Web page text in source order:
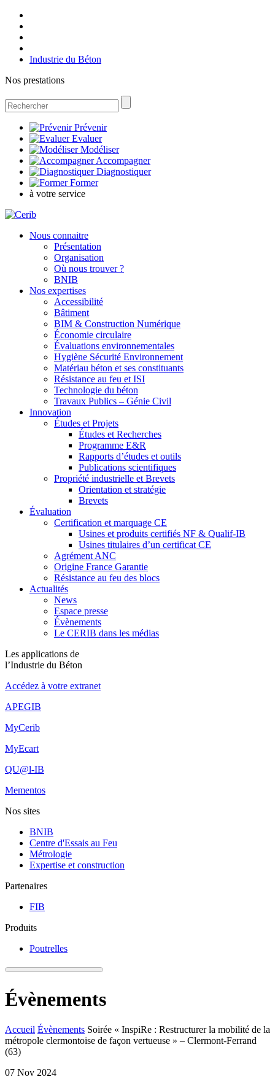
Industrie du Béton
Nos prestations
Prévenir
Evaluer
Modéliser
Accompagner
Diagnostiquer
Former
à votre service
Nous connaitre
Présentation
Organisation
Où nous trouver ?
BNIB
Nos expertises
Accessibilité
Bâtiment
BIM & Construction Numérique
Économie circulaire
Évaluations environnementales
Hygiène Sécurité Environnement
Matériau béton et ses constituants
Résistance au feu et ISI
Technologie du béton
Travaux Publics – Génie Civil
Innovation
Études et Projets
Études et Recherches
Programme E&R
Rapports d’études et outils
Publications scientifiques
Propriété industrielle et Brevets
Orientation et stratégie
Brevets
Évaluation
Certification et marquage CE
Usines et produits certifiés NF & Qualif-IB
Usines titulaires d’un certificat CE
Agrément ANC
Origine France Garantie
Résistance au feu des blocs
Actualités
News
Espace presse
Évènements
Le CERIB dans les médias
Les applications de
l’Industrie du Béton
Accédez à votre extranet
APEGIB
MyCerib
MyEcart
QU@l-IB
Mementos
Nos sites
BNIB
Centre d'Essais au Feu
Métrologie
Expertise et construction
Partenaires
FIB
Produits
Poutrelles
Évènements
Accueil Évènements Soirée « InspiRe : Restructurer la mobilité de la
métropole clermontoise de façon vertueuse » – Clermont-Ferrand
(63)
07 Nov 2024